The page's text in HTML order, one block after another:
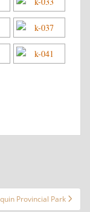
Provincial Park